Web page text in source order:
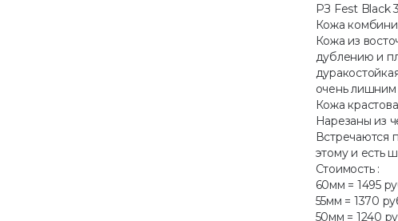
РЗ Fest Black
Кожа
Кожа из
дублению и
очень лишним
Кожа
Нарезаны из
Встречаются
этому и есть
Стоимость :
60мм = 1495
55мм = 1370
50мм = 1240